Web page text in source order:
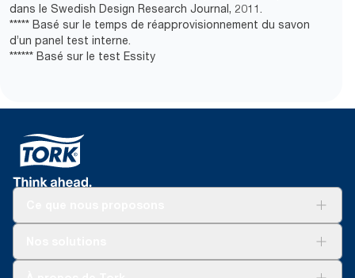
dans le Swedish Design Research Journal, 2011.
***** Basé sur le temps de réapprovisionnement du savon
d’un panel test interne.
****** Basé sur le test Essity